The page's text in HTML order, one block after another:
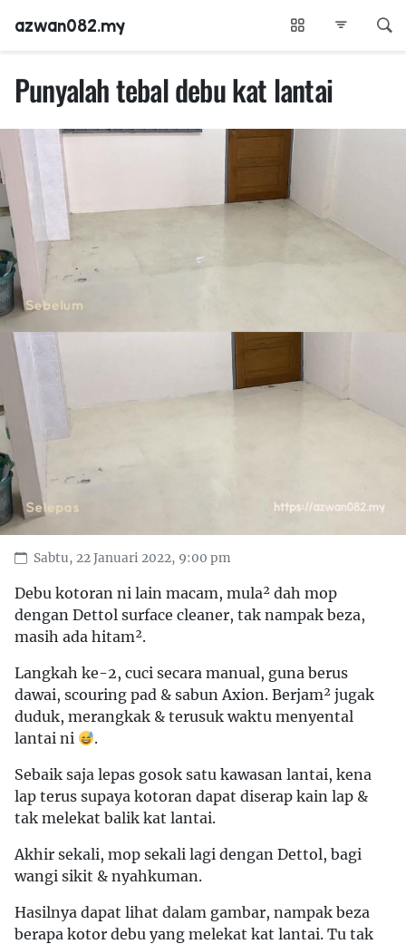
azwan082.my
Punyalah tebal debu kat lantai
Sabtu, 22 Januari 2022, 9:00 pm
Debu kotoran ni lain macam, mula² dah mop
dengan Dettol surface cleaner, tak nampak beza,
masih ada hitam².
Langkah ke-2, cuci secara manual, guna berus
dawai, scouring pad & sabun Axion. Berjam² jugak
duduk, merangkak & terusuk waktu menyental
lantai ni
.
Sebaik saja lepas gosok satu kawasan lantai, kena
lap terus supaya kotoran dapat diserap kain lap &
tak melekat balik kat lantai.
Akhir sekali, mop sekali lagi dengan Dettol, bagi
wangi sikit & nyahkuman.
Hasilnya dapat lihat dalam gambar, nampak beza
berapa kotor debu yang melekat kat lantai. Tu tak